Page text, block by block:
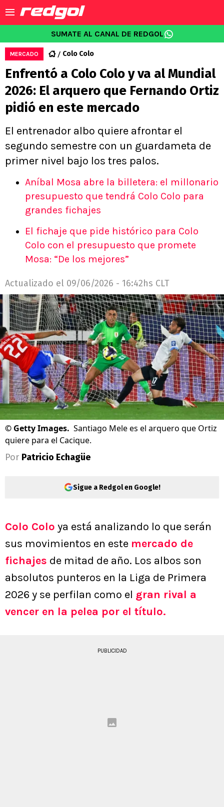
SUMATE AL CANAL DE REDGOL
MERCADO Colo Colo
Enfrentó a Colo Colo y va al Mundial
2026: El arquero que Fernando Ortiz
pidió en este mercado
El entrenador albo quiere afrontar el
segundo semestre con un guardameta de
primer nivel bajo los tres palos.
Aníbal Mosa abre la billetera: el millonario
presupuesto que tendrá Colo Colo para
grandes fichajes
El fichaje que pide histórico para Colo
Colo con el presupuesto que promete
Mosa: “De los mejores”
Actualizado el 09/06/2026 - 16:42hs CLT
© Getty Images. Santiago Mele es el arquero que Ortiz
quiere para el Cacique.
Por Patricio Echagüe
Sigue a Redgol en Google!
Colo Colo ya está analizando lo que serán
sus movimientos en este mercado de
fichajes de mitad de año. Los albos son
absolutos punteros en la Liga de Primera
2026 y se perfilan como el gran rival a
vencer en la pelea por el título.
PUBLICIDAD